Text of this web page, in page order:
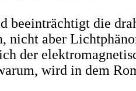
beeinträchtigt die
nicht aber
der
wird in dem